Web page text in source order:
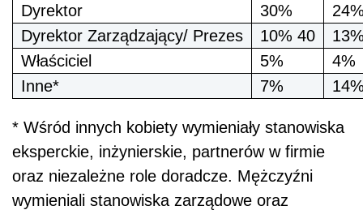
Dyrektor
30%
Dyrektor Zarządzający/ Prezes
10% 40
Właściciel
5%
4%
Inne*
7%
* Wśród innych kobiety wymieniały stanowiska
eksperckie, inżynierskie, partnerów w firmie
oraz niezależne role doradcze. Mężczyźni
wymieniali stanowiska zarządowe oraz